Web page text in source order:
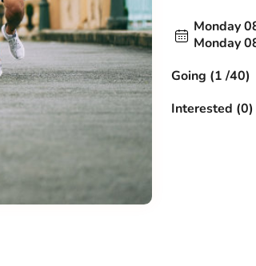
Monday
Monday
Going (1 /40)
Interested (0)